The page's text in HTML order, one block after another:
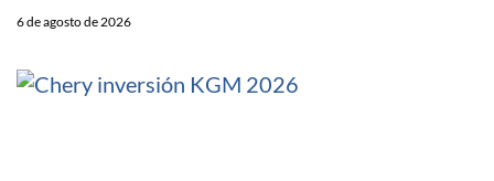
6 de agosto de 2026